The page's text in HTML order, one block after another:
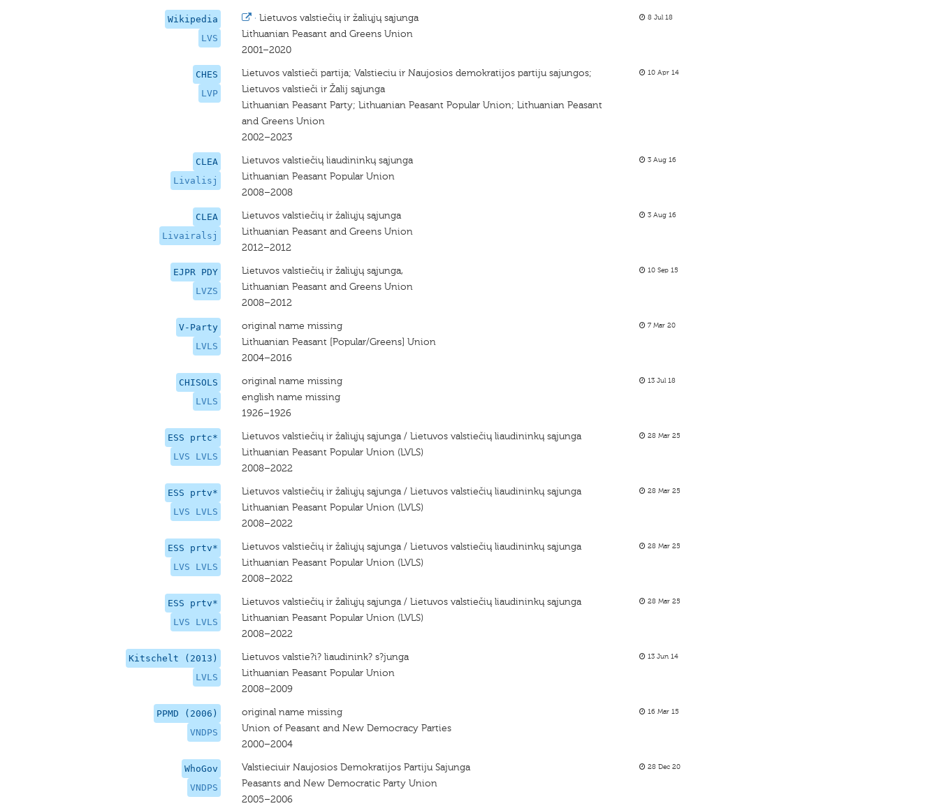
Wikipedia
LVS
· Lietuvos valstiečių ir žaliųjų sąjunga
Lithuanian Peasant and Greens Union
2001–2020
8 Jul 18
CHES
LVP
Lietuvos valstieči partija; Valstieciu ir Naujosios demokratijos partiju sajungos;
Lietuvos valstieči ir Žalij sąjunga
Lithuanian Peasant Party; Lithuanian Peasant Popular Union; Lithuanian Peasant
and Greens Union
2002–2023
10 Apr 14
CLEA
Livalisj
Lietuvos valstiečių liaudininkų sąjunga
Lithuanian Peasant Popular Union
2008–2008
3 Aug 16
CLEA
Livairalsj
Lietuvos valstiečių ir žaliųjų sąjunga
Lithuanian Peasant and Greens Union
2012–2012
3 Aug 16
EJPR PDY
LVZS
Lietuvos valstiečių ir žaliųjų sąjunga,
Lithuanian Peasant and Greens Union
2008–2012
10 Sep 15
V-Party
LVLS
original name missing
Lithuanian Peasant [Popular/Greens] Union
2004–2016
7 Mar 20
CHISOLS
LVLS
original name missing
english name missing
1926–1926
13 Jul 18
ESS prtc*
LVS LVLS
Lietuvos valstiečių ir žaliųjų sąjunga / Lietuvos valstiečių liaudininkų sąjunga
Lithuanian Peasant Popular Union (LVLS)
2008–2022
28 Mar 25
ESS prtv*
LVS LVLS
Lietuvos valstiečių ir žaliųjų sąjunga / Lietuvos valstiečių liaudininkų sąjunga
Lithuanian Peasant Popular Union (LVLS)
2008–2022
28 Mar 25
ESS prtv*
LVS LVLS
Lietuvos valstiečių ir žaliųjų sąjunga / Lietuvos valstiečių liaudininkų sąjunga
Lithuanian Peasant Popular Union (LVLS)
2008–2022
28 Mar 25
ESS prtv*
LVS LVLS
Lietuvos valstiečių ir žaliųjų sąjunga / Lietuvos valstiečių liaudininkų sąjunga
Lithuanian Peasant Popular Union (LVLS)
2008–2022
28 Mar 25
Kitschelt (2013)
LVLS
Lietuvos valstie?i? liaudinink? s?junga
Lithuanian Peasant Popular Union
2008–2009
13 Jun 14
PPMD (2006)
VNDPS
original name missing
Union of Peasant and New Democracy Parties
2000–2004
16 Mar 15
WhoGov
VNDPS
Valstieciuir Naujosios Demokratijos Partiju Sajunga
Peasants and New Democratic Party Union
2005–2006
28 Dec 20